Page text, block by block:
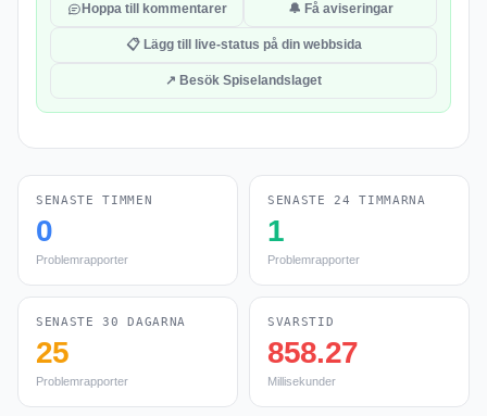
Hoppa till kommentarer 🔔 Få aviseringar
📋 Lägg till live-status på din webbsida
↗ Besök Spiselandslaget
SENASTE TIMMEN
0
Problemrapporter
SENASTE 24 TIMMARNA
1
Problemrapporter
SENASTE 30 DAGARNA
25
Problemrapporter
SVARSTID
858.27
Millisekunder